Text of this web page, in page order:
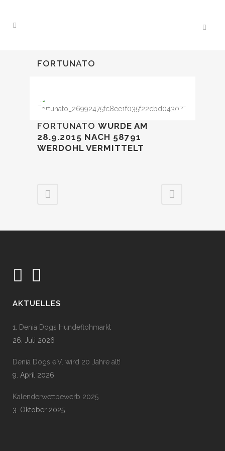
FORTUNATO
FORTUNATO WURDE AM
28.9.2015 NACH 58791
WERDOHL VERMITTELT
AKTUELLES
1. Denia Dogs Hundeflohmarkt
26. Juli 2026
Denia Dogs e.V. wird 20 Jahre alt!
9. April 2026
Kalenderwettbewerb 2025
3. Oktober 2025